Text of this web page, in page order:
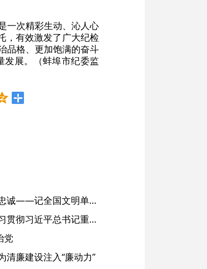
一次精彩生动、沁人心
，有效激发了广大纪检
品格、更加饱满的奋斗
发展。（蚌埠市纪委监
红土濉溪扬清风 文明薪火映忠诚——记全国文明单位、安徽省濉溪县纪委监委
省委常委会会议强调 深入学习贯彻习近平总书记重要讲话精神 以高质量党建引领高质量发展 梁言顺主持并讲话
党
清廉建设注入“廉动力”